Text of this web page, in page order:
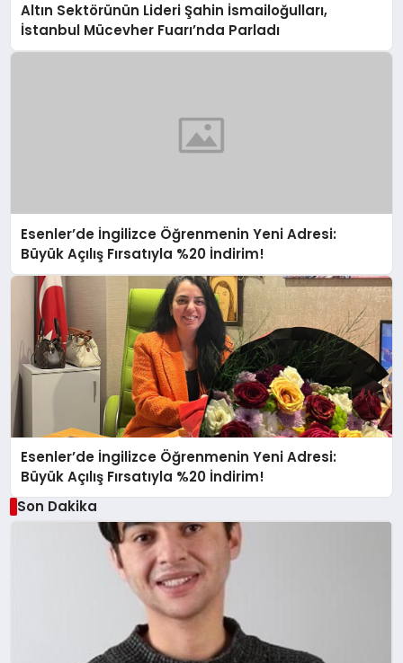
Altın Sektörünün Lideri Şahin İsmailoğulları,
İstanbul Mücevher Fuarı’nda Parladı ￼
Esenler’de İngilizce Öğrenmenin Yeni Adresi:
Büyük Açılış Fırsatıyla %20 İndirim!
Esenler’de İngilizce Öğrenmenin Yeni Adresi:
Büyük Açılış Fırsatıyla %20 İndirim!
Son Dakika